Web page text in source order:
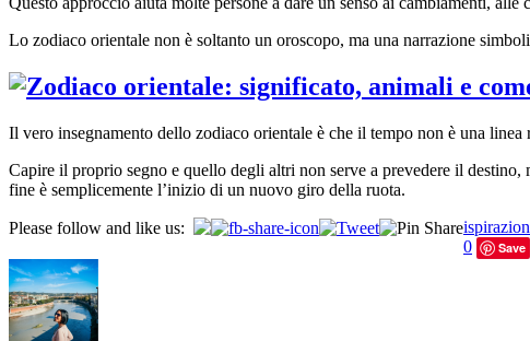
Lo zodiaco orientale non è soltanto un oroscopo, ma una narrazione
Il vero insegnamento dello zodiaco orientale è che il tempo non è una
Capire il proprio segno e quello degli altri non serve a prevedere il
fine è semplicemente l’inizio di un nuovo giro della ruota.
Please follow and like us:
0
Save